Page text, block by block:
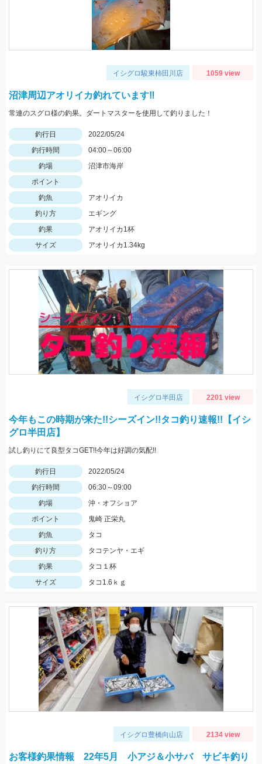
イシグロ駿東柿田川店 1059 view
沼津周辺アオリイカ釣れています‼
常連のスグロ様の釣果。ダートマスターを使用して釣りました！
釣行日
2022/05/24
釣行時間
04:00～06:00
釣場
沼津市海岸
ポイント
釣魚
アオリイカ
釣り方
エギング
釣果
アオリイカ1杯
サイズ
アオリイカ1.34kg
イシグロ半田店 2201 view
今年もこの時期が来た!!シーズイン!!タコ釣り速報!!【イシ
グロ半田店】
試し釣りにて良型タコGET!!今年は好調の気配!!
釣行日
2022/05/24
釣行時間
06:30～09:00
釣場
沖・オフショア
ポイント
鬼崎 正栄丸
釣魚
タコ
釣り方
タコテンヤ・エギ
釣果
タコ１杯
サイズ
タコ1.6ｋｇ
イシグロ豊橋向山店 2134 view
お客様釣果情報 22年5月 小アジ＆小サバ サビキ釣り